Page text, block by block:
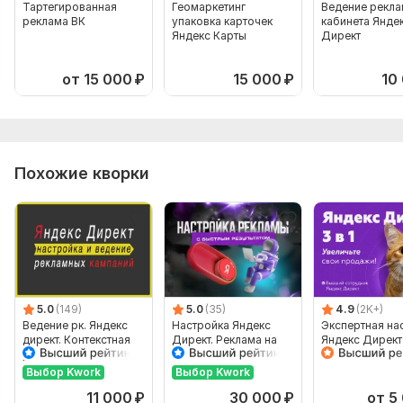
Указание месячного рекламного бюджета
Заполненный бриф (пришлю в личные сообщения)
Фриланс услуга включает:
Добавление минус-слов
Расширение семантики
Анализ результатов
Предоставление отчетов
Количество дней: 30
30 дней
Тип: Ведение
Тартегированная
реклама ВК
от 15 000 ₽
Геомаркетинг
упаковка карточек
Яндекс Карты
15 000 ₽
Ведение
кабинета
Директ
Похожие кворки
5.0 (149)
Ведение рк. Яндекс
директ. Контекстная
реклама.
Сопровождение
кампаний
Выбор Kwork
11 000 ₽
5.0 (35)
Настройка Яндекс
Директ. Реклама на
поиске и РСЯ
Выбор Kwork
30 000 ₽
4.9 (2K+)
Экспертная
Яндекс Директ
Поиск, РСЯ и
от 5